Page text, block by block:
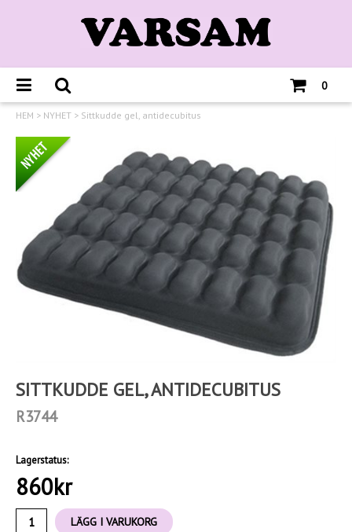
0
HEM > NYHET > Sittkudde gel, antidecubitus
SITTKUDDE GEL, ANTIDECUBITUS
R3744
Lagerstatus:
860kr
LÄGG I VARUKORG